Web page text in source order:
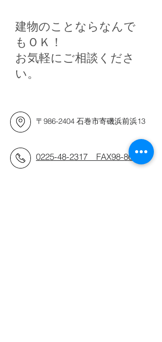
建物のことならなんで
もＯＫ！
お気軽にご相談くださ
い。
〒986-2404 石巻市寄磯浜前浜13
0225-48-2317 FAX98-8676